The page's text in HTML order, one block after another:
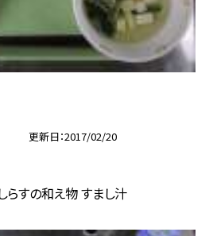
更新日 2017/02/20
すの和え物 すまし汁